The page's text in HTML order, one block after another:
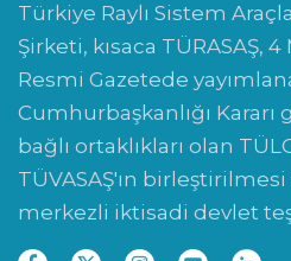
Türkiye Raylı Sistem
Şirketi, kısaca TÜRASAŞ,
Resmi Gazetede
Cumhurbaşkanlığı
bağlı ortaklıkları olan
TÜVASAŞ'ın
merkezli iktisadi devlet